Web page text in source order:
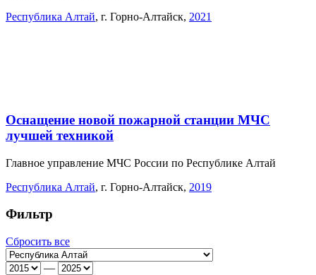
Республика Алтай, г. Горно-Алтайск, 2021
Оснащение новой пожарной станции МЧС
лучшей техникой
Главное управление МЧС России по Республике Алтай
Республика Алтай, г. Горно-Алтайск, 2019
Фильтр
Сбросить все
—